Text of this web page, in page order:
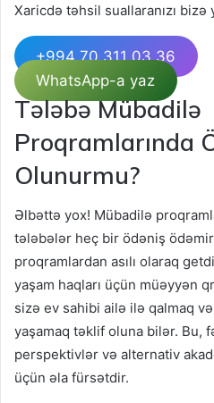
Xaricdə təhsil suallaranızı bizə
+994 70 311 03 36
WhatsApp-a yaz
Tələbə Mübadilə
Proqramlarında
Olunurmu?
Əlbəttə yox! Mübadilə
tələbələr heç bir ödəniş
proqramlardan asılı olaraq
yaşam haqları üçün müəyyən
sizə ev sahibi ailə ilə qalmaq
yaşamaq təklif oluna bilər. Bu,
perspektivlər və alternativ
üçün əla fürsətdir.